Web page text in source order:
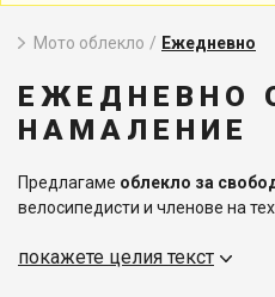
Мото облекло / Ежедневно
ЕЖЕДНЕВНО
НАМАЛЕНИЕ
Предлагаме облекло за
велосипедисти и членове на
носи от цялото ви семейство.
покажете целия текст